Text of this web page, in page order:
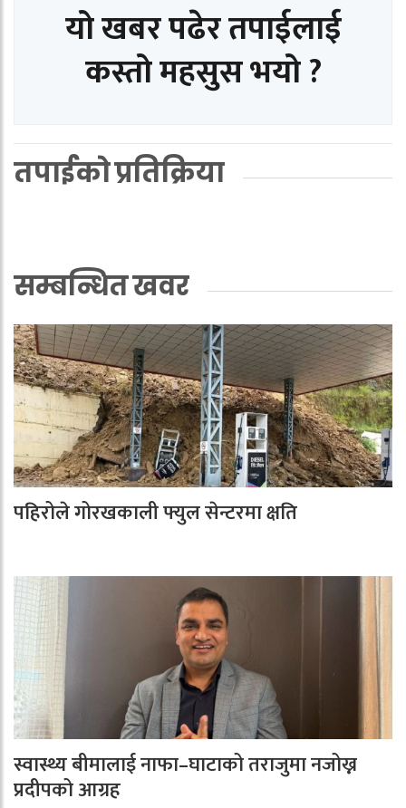
यो खबर पढेर तपाईलाई
कस्तो महसुस भयो ?
तपाईको प्रतिक्रिया
सम्बन्धित खवर
पहिरोले गोरखकाली फ्युल सेन्टरमा क्षति
स्वास्थ्य बीमालाई नाफा–घाटाको तराजुमा नजोख्न
प्रदीपको आग्रह